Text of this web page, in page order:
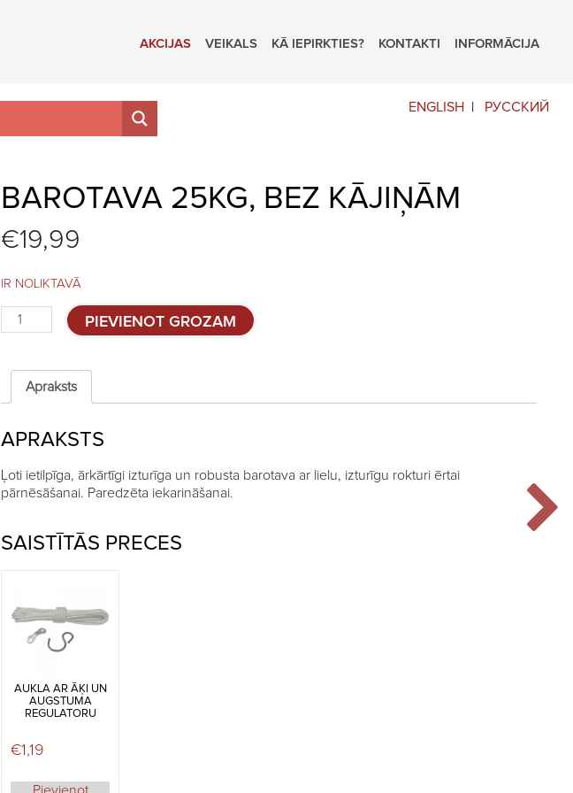
AKCIJAS VEIKALS KĀ IEPIRKTIES? KONTAKTI INFORMĀCIJA
ENGLISH РУССКИЙ
BAROTAVA 25KG, BEZ KĀJIŅĀM
€19,99
IR NOLIKTAVĀ
Barotava
25kg,
kājiņām
quantity
PIEVIENOT GROZAM
Apraksts
APRAKSTS
Ļoti ietilpīga, ārkārtīgi izturīga un robusta barotava ar lielu, izturīgu rokturi ērtai
pārnēsāšanai. Paredzēta iekarināšanai.
SAISTĪTĀS PRECES
AUKLA AR ĀĶI UN
AUGSTUMA
REGULATORU
€1,19
Pievienot